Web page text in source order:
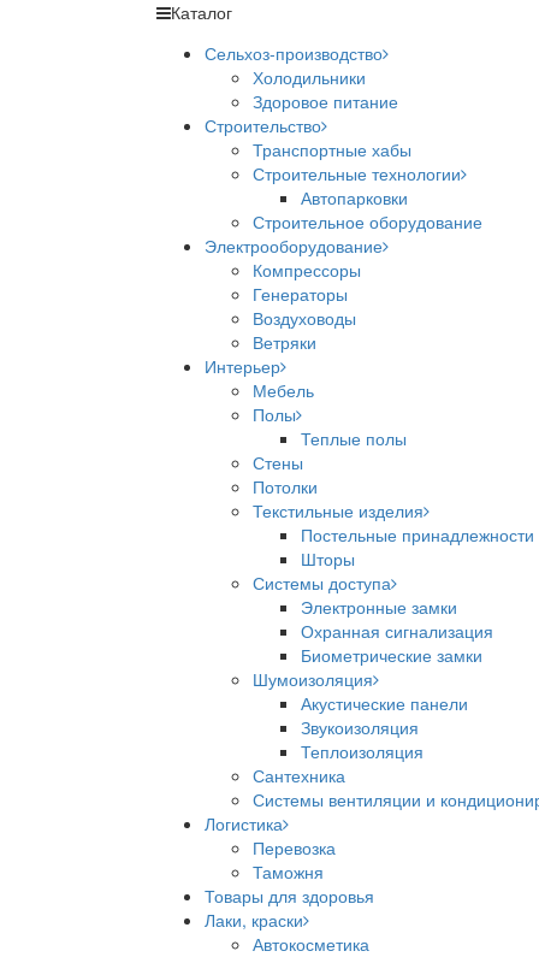
Каталог
Сельхоз-производство
Холодильники
Здоровое питание
Строительство
Транспортные хабы
Строительные технологии
Автопарковки
Строительное оборудование
Электрооборудование
Компрессоры
Генераторы
Воздуховоды
Ветряки
Интерьер
Мебель
Полы
Теплые полы
Стены
Потолки
Текстильные изделия
Постельные принадлежности
Шторы
Системы доступа
Электронные замки
Охранная сигнализация
Биометрические замки
Шумоизоляция
Акустические панели
Звукоизоляция
Теплоизоляция
Сантехника
Системы вентиляции и
Логистика
Перевозка
Таможня
Товары для здоровья
Лаки, краски
Автокосметика